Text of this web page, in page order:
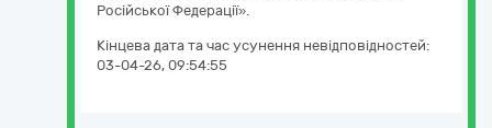
Російської Федерації».
Кінцева дата та час усунення невідповідностей:
03-04-26, 09:54:55